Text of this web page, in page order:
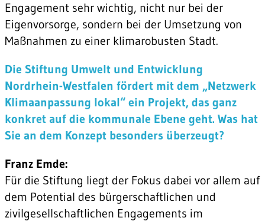
Engagement sehr wichtig, nicht nur bei der
Eigenvorsorge, sondern bei der Umsetzung von
Maßnahmen zu einer klimarobusten Stadt.
Die Stiftung Umwelt und Entwicklung
Nordrhein-Westfalen fördert mit dem „Netzwerk
Klimaanpassung lokal“ ein Projekt, das ganz
konkret auf die kommunale Ebene geht. Was hat
Sie an dem Konzept besonders überzeugt?
Franz Emde:
Für die Stiftung liegt der Fokus dabei vor allem auf
dem Potential des bürgerschaftlichen und
zivilgesellschaftlichen Engagements im